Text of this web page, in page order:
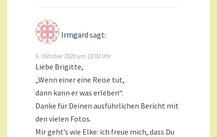
Irmgardsagt:
6. Oktober 2020 um 22:00 Uhr
Liebe Brigitte,
„Wenn einer eine Reise tut,
dann kann er was erleben“.
Danke für Deinen ausführlichen Bericht mit
den vielen Fotos.
Mir geht’s wie Elke: ich freue mich, dass Du